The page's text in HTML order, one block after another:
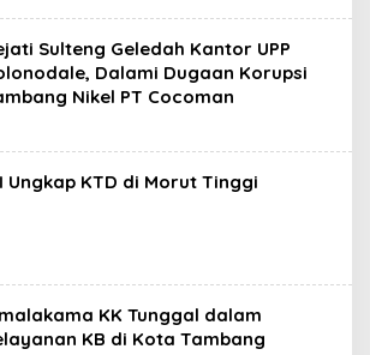
Sulteng Geledah Kantor UPP
Dalami Dugaan Korupsi
Nikel PT Cocoman
Ungkap KTD di Morut Tinggi
KK Tunggal dalam
KB di Kota Tambang